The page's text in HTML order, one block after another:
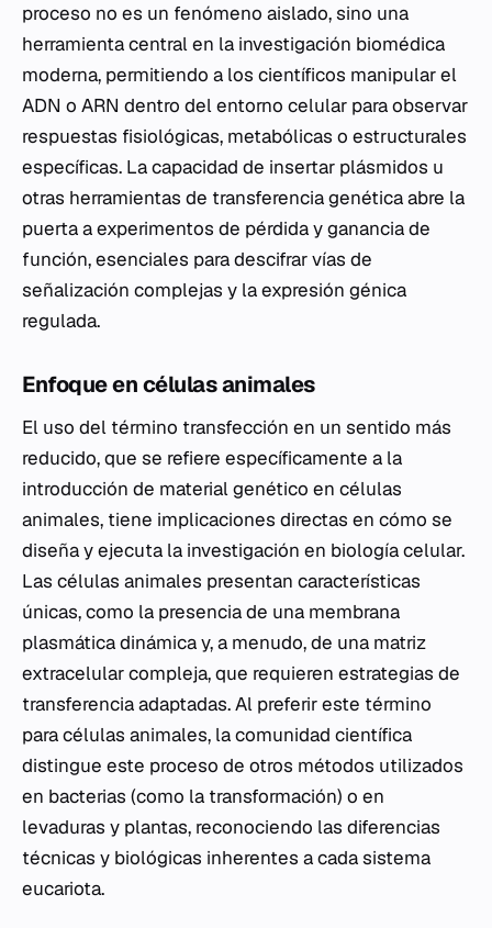
proceso no es un fenómeno aislado, sino una
herramienta central en la investigación biomédica
moderna, permitiendo a los científicos manipular el
ADN o ARN dentro del entorno celular para observar
respuestas fisiológicas, metabólicas o estructurales
específicas. La capacidad de insertar plásmidos u
otras herramientas de transferencia genética abre la
puerta a experimentos de pérdida y ganancia de
función, esenciales para descifrar vías de
señalización complejas y la expresión génica
regulada.
Enfoque en células animales
El uso del término transfección en un sentido más
reducido, que se refiere específicamente a la
introducción de material genético en células
animales, tiene implicaciones directas en cómo se
diseña y ejecuta la investigación en biología celular.
Las células animales presentan características
únicas, como la presencia de una membrana
plasmática dinámica y, a menudo, de una matriz
extracelular compleja, que requieren estrategias de
transferencia adaptadas. Al preferir este término
para células animales, la comunidad científica
distingue este proceso de otros métodos utilizados
en bacterias (como la transformación) o en
levaduras y plantas, reconociendo las diferencias
técnicas y biológicas inherentes a cada sistema
eucariota.